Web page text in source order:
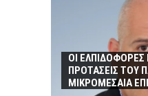
ΟΙ ΕΛΠΙΔΟΦΟΡΕΣ
ΠΡΟΤΑΣΕΙΣ ΤΟΥ
ΜΙΚΡΟΜΕΣΑΙΑ